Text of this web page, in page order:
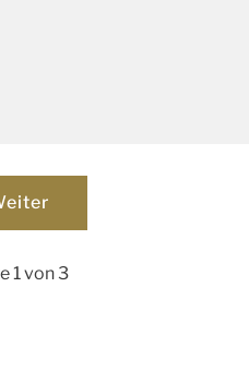
1 von 3